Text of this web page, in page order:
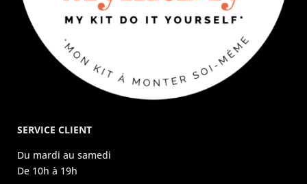
SERVICE CLIENT
Du mardi au samedi
De 10h à 19h